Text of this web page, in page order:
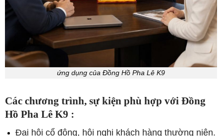
ứng dụng của Đồng Hồ Pha Lê K9
Các chương trình, sự kiện phù hợp với Đồng
Hồ Pha Lê K9 :
Đại hội cổ đông, hội nghị khách hàng thường niên.